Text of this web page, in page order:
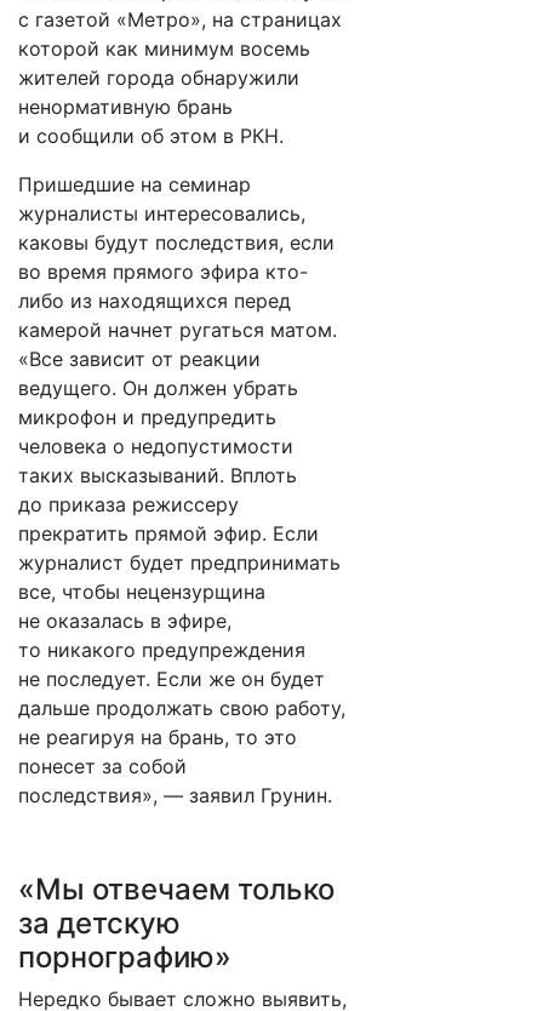
с газетой «Метро», на страницах
которой как минимум восемь
жителей города обнаружили
ненормативную брань
и сообщили об этом в РКН.
Пришедшие на семинар
журналисты интересовались,
каковы будут последствия, если
во время прямого эфира кто-
либо из находящихся перед
камерой начнет ругаться матом.
«Все зависит от реакции
ведущего. Он должен убрать
микрофон и предупредить
человека о недопустимости
таких высказываний. Вплоть
до приказа режиссеру
прекратить прямой эфир. Если
журналист будет предпринимать
все, чтобы нецензурщина
не оказалась в эфире,
то никакого предупреждения
не последует. Если же он будет
дальше продолжать свою работу,
не реагируя на брань, то это
понесет за собой
последствия», — заявил Грунин.
«Мы отвечаем только
за детскую
порнографию»
Нередко бывает сложно выявить,